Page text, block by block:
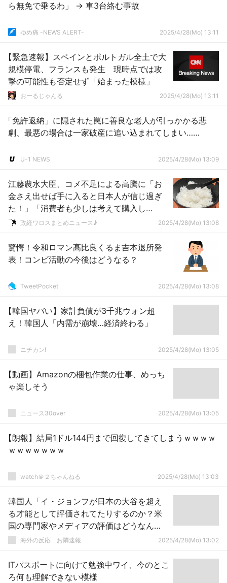
ら無免で乗るわ」 → 車3台絡む事故
ゆめ痛 -NEWS ALERT- 2025/4/28(Mo) 13:11
【緊急速報】スペインとポルトガル全土で大
規模停電、フランスも発生 現時点では攻
撃の可能性も否定せず「始まった模様」
おーるじゃんる 2025/4/28(Mo) 13:11
「免許返納」に隠された罠に善良な老人が引っかかる悲
劇、最悪の場合は一家破産に追い込まれてしまい……
U-1 NEWS 2025/4/28(Mo) 13:09
江藤農水大臣、コメ不足による高騰に「お
金さえ出せば手に入ると日本人が信じ過ぎ
た！」「消費者も少しは考えて購入し
て！」ｗｗｗｗｗｗｗｗｗｗｗｗｗｗｗｗ
政経ワロスまとめニュース♪ 2025/4/28(Mo) 13:08
驚愕！令和ロマン髙比良くるま吉本退所発
表！コンビ活動の今後はどうなる？
TweetPocket 2025/4/28(Mo) 13:08
【韓国ヤバい】家計負債が3千兆ウォン超
え！韓国人「内需が崩壊…経済終わる」
ニチカン! 2025/4/28(Mo) 13:05
【動画】Amazonの梱包作業の仕事、めっち
ゃ楽しそう
ニュース30over 2025/4/28(Mo) 13:05
【朗報】結局1ドル144円まで回復してきてしまうｗｗｗｗ
ｗｗｗｗｗｗｗ
watch＠２ちゃんねる 2025/4/28(Mo) 13:03
韓国人「イ・ジョンフが日本の大谷を超え
る才能として評価されてたりするのか？米
国の専門家やメディアの評価はどうなん
だ？」→「打率、選球眼、コンタクトは上
えられないと思う・・・」
海外の反応 お隣速報 2025/4/28(Mo) 13:02
ITパスポートに向けて勉強中ワイ、今のとこ
ろ何も理解できない模様